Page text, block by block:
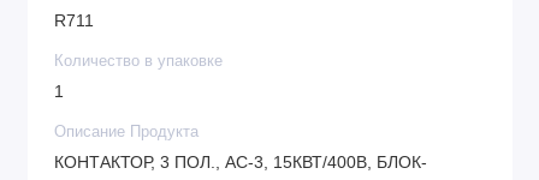
R711
Количество в упаковке
1
Описание Продукта
КОНТАКТОР, 3 ПОЛ., AC-3, 15КВТ/400В, БЛОК-